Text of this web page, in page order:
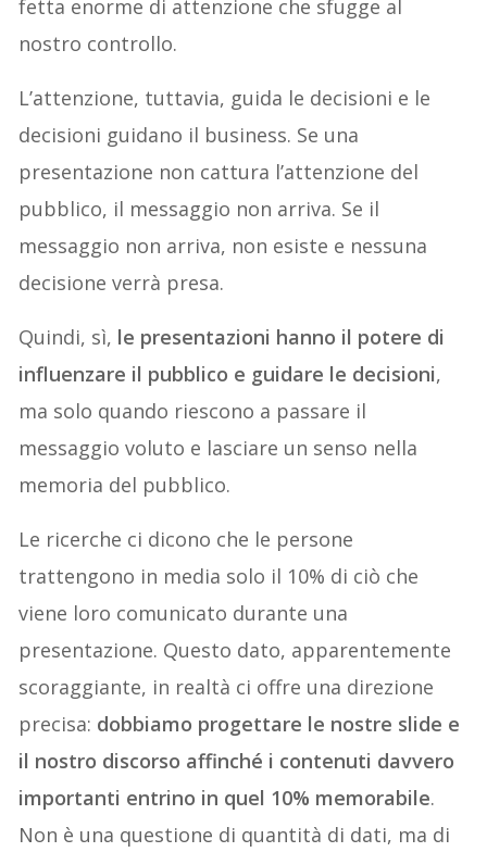
fetta enorme di attenzione che sfugge al
nostro controllo.
L’attenzione, tuttavia, guida le decisioni e le
decisioni guidano il business. Se una
presentazione non cattura l’attenzione del
pubblico, il messaggio non arriva. Se il
messaggio non arriva, non esiste e nessuna
decisione verrà presa.
Quindi, sì, le presentazioni hanno il potere di
influenzare il pubblico e guidare le decisioni,
ma solo quando riescono a passare il
messaggio voluto e lasciare un senso nella
memoria del pubblico.
Le ricerche ci dicono che le persone
trattengono in media solo il 10% di ciò che
viene loro comunicato durante una
presentazione. Questo dato, apparentemente
scoraggiante, in realtà ci offre una direzione
precisa: dobbiamo progettare le nostre slide e
il nostro discorso affinché i contenuti davvero
importanti entrino in quel 10% memorabile.
Non è una questione di quantità di dati, ma di